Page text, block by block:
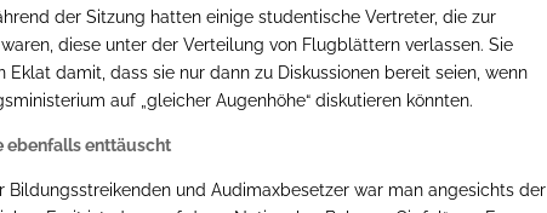
der Sitzung hatten einige studentische Vertreter, die zur
diese unter der Verteilung von Flugblättern verlassen. Sie
Eklat damit, dass sie nur dann zu Diskussionen bereit seien, wenn
auf „gleicher Augenhöhe“ diskutieren könnten.
ebenfalls enttäuscht
Bildungsstreikenden und Audimaxbesetzer war man angesichts der